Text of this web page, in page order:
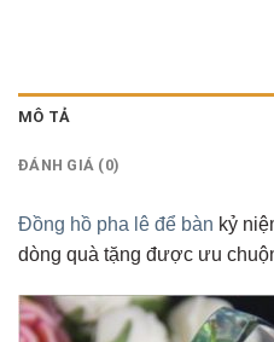
MÔ TẢ
ĐÁNH GIÁ (0)
Đồng hồ pha lê để bàn kỷ
dòng quà tặng được ưu